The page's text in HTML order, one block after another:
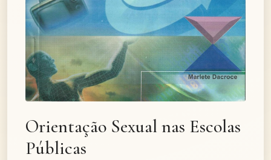
Orientação Sexual nas Escolas
Públicas